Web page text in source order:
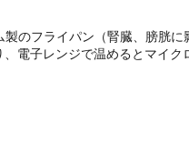
のフライパン（腎臓、膀胱に
電子レンジで温めるとマイク